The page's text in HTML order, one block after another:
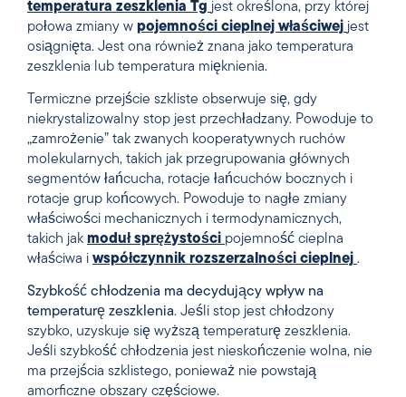
temperatura zeszklenia Tg jest określona, przy której
połowa zmiany w pojemności cieplnej właściwej jest
osiągnięta. Jest ona również znana jako temperatura
zeszklenia lub temperatura mięknienia.
Termiczne przejście szkliste obserwuje się, gdy
niekrystalizowalny stop jest przechładzany. Powoduje to
„zamrożenie” tak zwanych kooperatywnych ruchów
molekularnych, takich jak przegrupowania głównych
segmentów łańcucha, rotacje łańcuchów bocznych i
rotacje grup końcowych. Powoduje to nagłe zmiany
właściwości mechanicznych i termodynamicznych,
takich jak moduł sprężystości pojemność cieplna
właściwa i współczynnik rozszerzalności cieplnej .
Szybkość chłodzenia ma decydujący wpływ na
temperaturę zeszklenia. Jeśli stop jest chłodzony
szybko, uzyskuje się wyższą temperaturę zeszklenia.
Jeśli szybkość chłodzenia jest nieskończenie wolna, nie
ma przejścia szklistego, ponieważ nie powstają
amorficzne obszary częściowe.